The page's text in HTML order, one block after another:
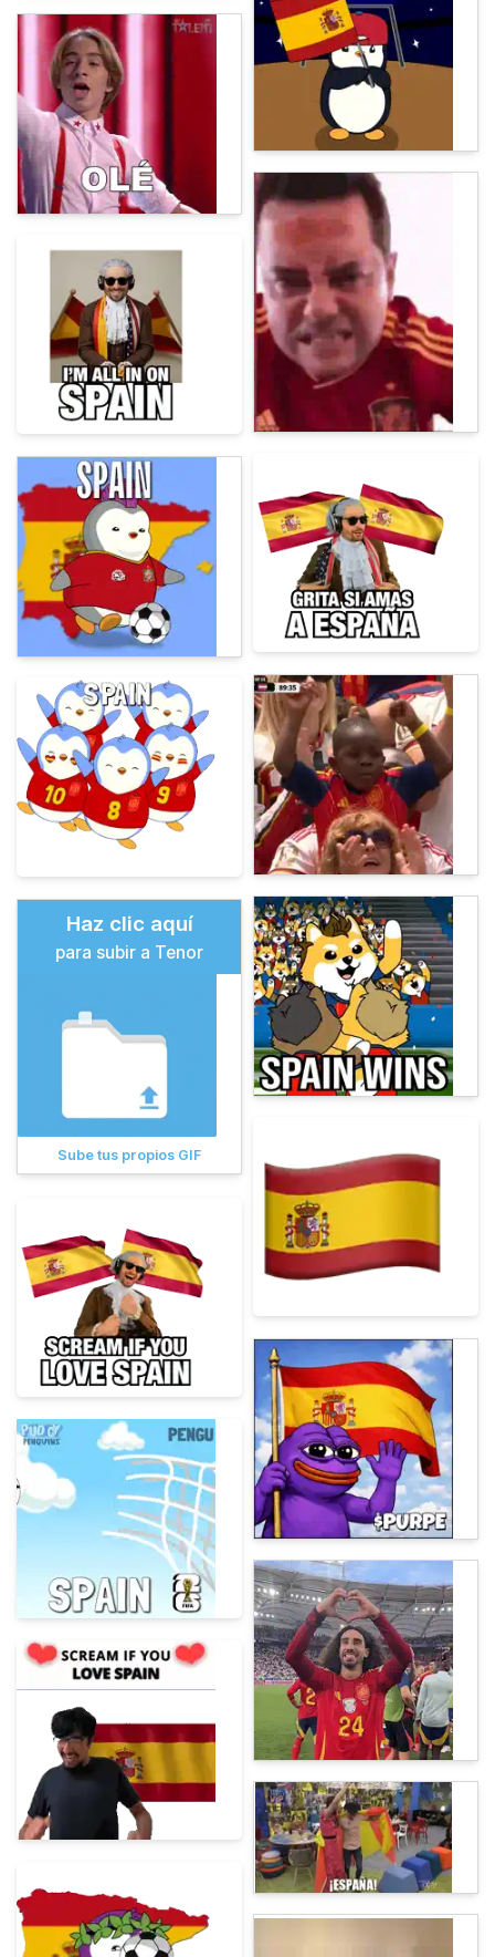
Haz clic aquí
para subir a Tenor
Sube tus propios GIF